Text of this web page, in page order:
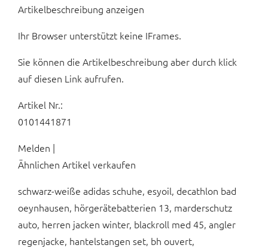
Artikelbeschreibung anzeigen
Ihr Browser unterstützt keine IFrames.
Sie können die Artikelbeschreibung aber durch klick
auf diesen Link aufrufen.
Artikel Nr.:
0101441871
Melden |
Ähnlichen Artikel verkaufen
schwarz-weiße adidas schuhe, esyoil, decathlon bad
oeynhausen, hörgerätebatterien 13, marderschutz
auto, herren jacken winter, blackroll med 45, angler
regenjacke, hantelstangen set, bh ouvert,